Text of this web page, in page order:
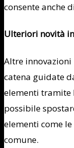
consente anche
Ulteriori novità
Altre innovazioni
catena guidate
elementi tramite
possibile
elementi come
comune.